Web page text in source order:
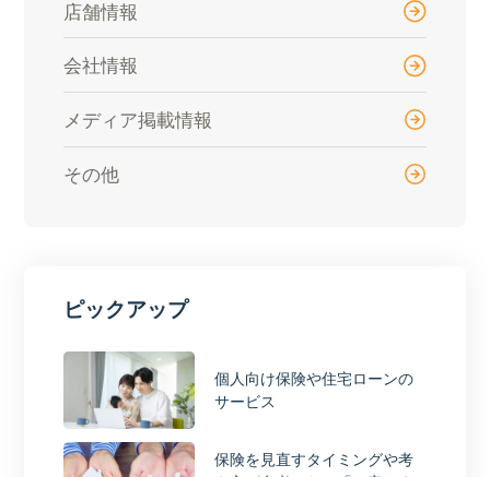
店舗情報
会社情報
メディア掲載情報
その他
ピックアップ
個人向け保険や住宅ローンの
サービス
保険を見直すタイミングや考